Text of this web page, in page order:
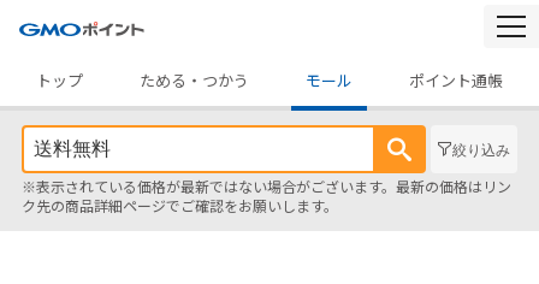
トップ
ためる・つかう モール ポイント通帳
絞り込み
※表示されている価格が最新ではない場合がございます。最新の価格はリン
ク先の商品詳細ページでご確認をお願いします。